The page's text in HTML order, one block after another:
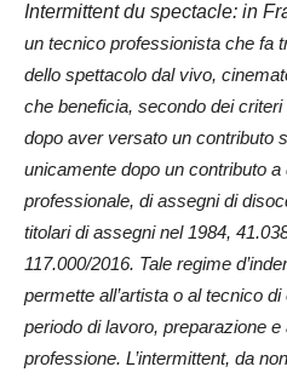
Intermittent du spectacle: in
un tecnico professionista che fa
dello spettacolo dal vivo,
che beneficia, secondo dei
dopo aver versato un contributo
unicamente dopo un contributo
professionale, di assegni di
titolari di assegni nel 1984,
117.000/2016. Tale regime
permette all’artista o al tecnico
periodo dilavoro, preparazione
professione. L’intermittent, da